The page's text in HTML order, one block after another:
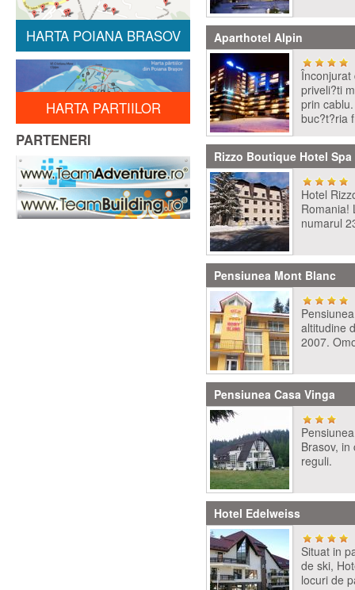
HARTA POIANA BRASOV
HARTA PARTIILOR
PARTENERI
Aparthotel Alpin
Înconjurat
priveli?ti
prin
buc?t?ria
Rizzo Boutique Hotel Spa
Hotel
Romania!
numarul
Pensiunea Mont Blanc
altitudine
2007.
Pensiunea Casa Vinga
Brasov,
reguli.
Hotel Edelweiss
Situat in
de ski,
locuri de